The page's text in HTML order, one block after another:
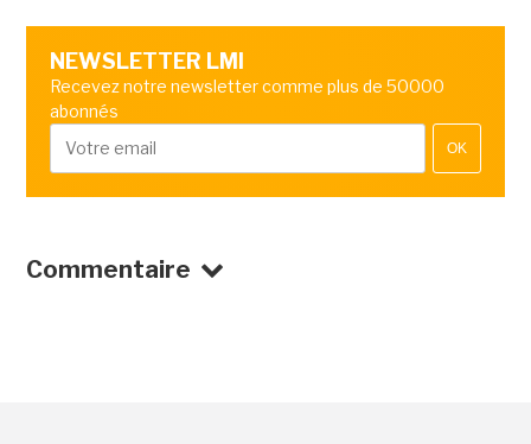
NEWSLETTER LMI
Recevez notre newsletter comme plus de 50000
abonnés
OK
Commentaire